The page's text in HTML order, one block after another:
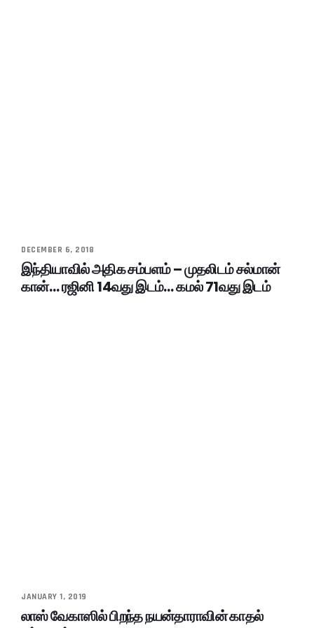
DECEMBER 6, 2018
இந்தியாவில் அதிக சம்பளம் – முதலிடம் சல்மான்
கான்… ரஜினி 14வது இடம்… கமல் 71வது இடம்
JANUARY 1, 2019
லாஸ் வேகாஸில் பிறந்த நயன்தாராவின் காதல்